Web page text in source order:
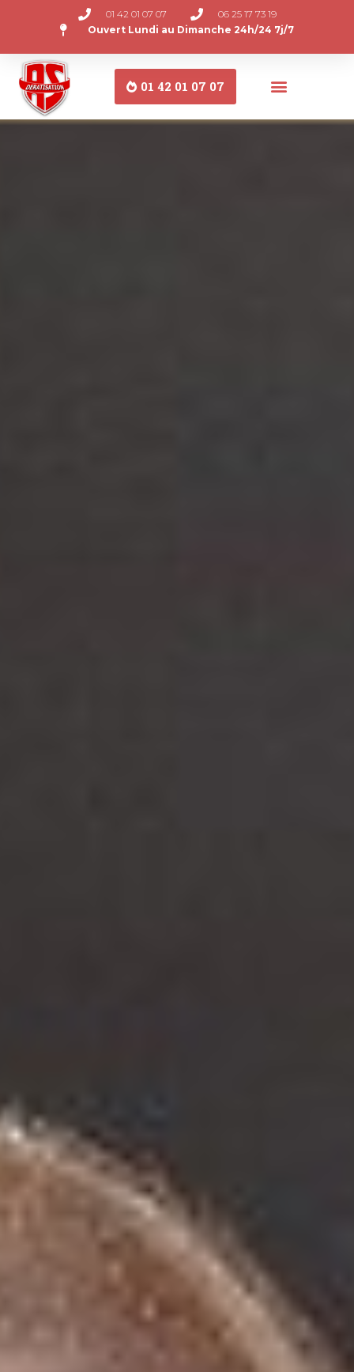
01 42 01 07 07
06 25 17 73 19
Ouvert Lundi au Dimanche 24h/24 7j/7
01 42 01 07 07